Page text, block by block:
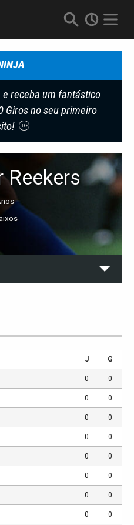
receba um fantástico
Giros no seu primeiro
18+
Reekers
J G
0 0
0 0
0 0
0 0
0 0
0 0
0 0
0 0